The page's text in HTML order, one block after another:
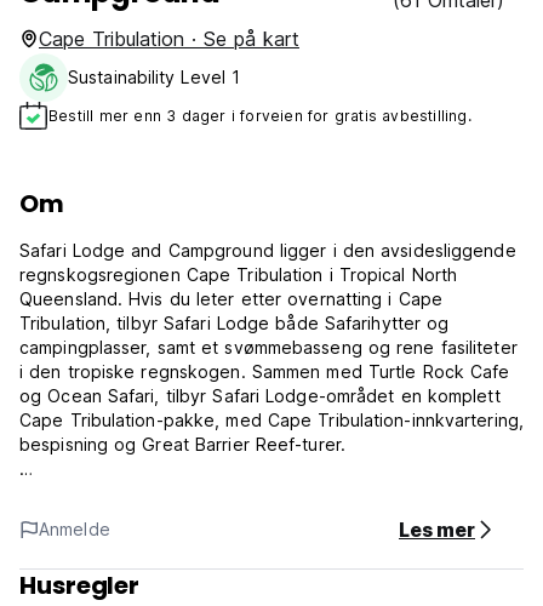
Cape Tribulation · Se på kart
Sustainability Level 1
Bestill mer enn 3 dager i forveien for gratis avbestilling.
Om
Safari Lodge and Campground ligger i den avsidesliggende
regnskogsregionen Cape Tribulation i Tropical North
Queensland. Hvis du leter etter overnatting i Cape
Tribulation, tilbyr Safari Lodge både Safarihytter og
campingplasser, samt et svømmebasseng og rene fasiliteter
i den tropiske regnskogen. Sammen med Turtle Rock Cafe
og Ocean Safari, tilbyr Safari Lodge-området en komplett
Cape Tribulation-pakke, med Cape Tribulation-innkvartering,
bespisning og Great Barrier Reef-turer.
med komplett leirkjøkken og varme og kalde dusjer.
Vi er også hjemmet til det prisbelønte - Ocean Safari -
Halvdag Turtle Tripper Adventure
Anmelde Les mer
Husregler